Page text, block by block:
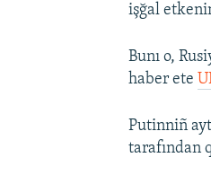
işğal
Bunı o,
haber ete
Putinniñ
tarafından